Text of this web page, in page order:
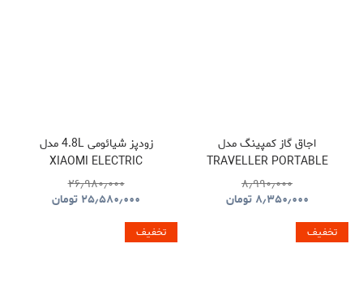
اجاق گاز کمپینگ مدل
TRAVELLER PORTABLE
BBQ HYBQ015
۸٫۹۹۰٫۰۰۰
۸٫۳۵۰٫۰۰۰ تومان
زودپز شیائومی 4.8L مدل
XIAOMI ELECTRIC
PRESSURE COOKER
۲۶٫۹۸۰٫۰۰۰
۲۵٫۵۸۰٫۰۰۰ تومان
تخفیف تخفیف